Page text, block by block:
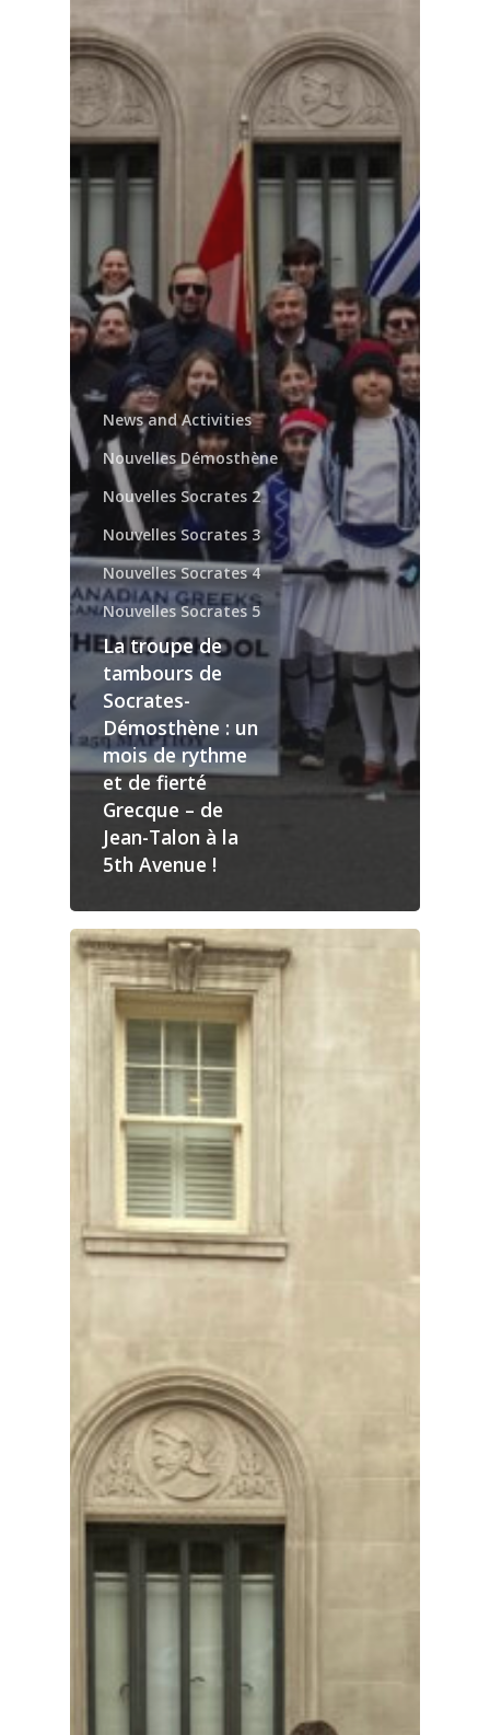
News and Activities
Nouvelles Démosthène
Nouvelles Socrates 2
Nouvelles Socrates 3
Nouvelles Socrates 4
Nouvelles Socrates 5
La troupe de
tambours de
Socrates-
Démosthène : un
mois de rythme
et de fierté
Grecque – de
Jean-Talon à la
5th Avenue !